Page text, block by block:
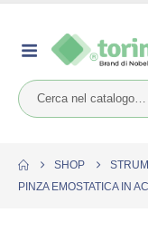
SHOP
PINZA EMOSTATICA IN